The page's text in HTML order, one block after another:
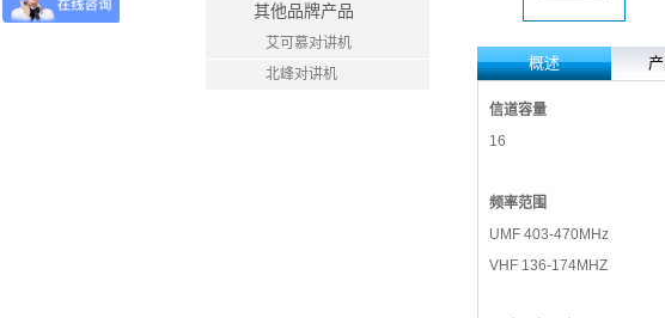
其他品牌产品
艾可慕对讲机
北峰对讲机
概述
信道容量
16
频率范围
UMF 403-470MHz
VHF 136-174MHZ